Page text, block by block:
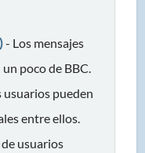
- Los mensajes
poco de BBC.
usuarios pueden
entre ellos.
usuarios